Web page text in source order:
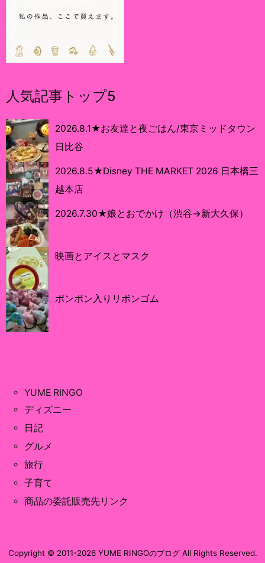
人気記事トップ5
2026.8.1★お友達と夜ごはん/東京ミッドタウン
日比谷
2026.8.5★Disney THE MARKET 2026 日本橋三
越本店
2026.7.30★娘とおでかけ（渋谷→新大久保）
映画とアイスとマスク
ポンポン入りリボンゴム
YUME RINGO
ディズニー
日記
グルメ
旅行
子育て
商品の委託販売先リンク
Copyright © 2011-2026 YUME RINGOのブログAll Rights Reserved.